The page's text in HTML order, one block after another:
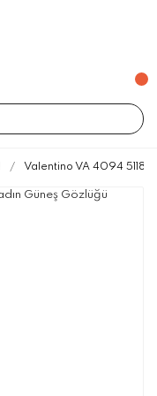
Valentino VA 4094